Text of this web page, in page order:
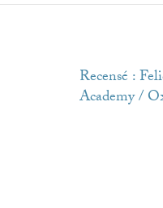
Recensé :
Academy /